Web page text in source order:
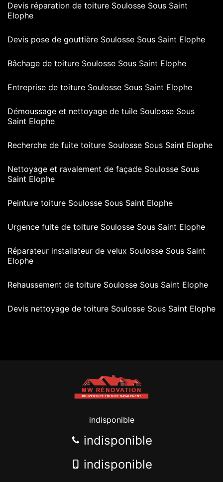
Devis réparation de toiture Soulosse Sous Saint
Elophe
Devis pose de gouttière Soulosse Sous Saint Elophe
Bâchage de toiture Soulosse Sous Saint Elophe
Entreprise de toiture Soulosse Sous Saint Elophe
Démoussage et nettoyage de tuile Soulosse Sous
Saint Elophe
Recherche de fuite toiture Soulosse Sous Saint Elophe
Nettoyage et ravalement de façade Soulosse Sous
Saint Elophe
Peinture toiture Soulosse Sous Saint Elophe
Urgence fuite de toiture Soulosse Sous Saint Elophe
Réparateur installateur de velux Soulosse Sous Saint
Elophe
Rehaussement de toiture Soulosse Sous Saint Elophe
Devis nettoyage de toiture Soulosse Sous Saint Elophe
indisponible
indisponible
indisponible